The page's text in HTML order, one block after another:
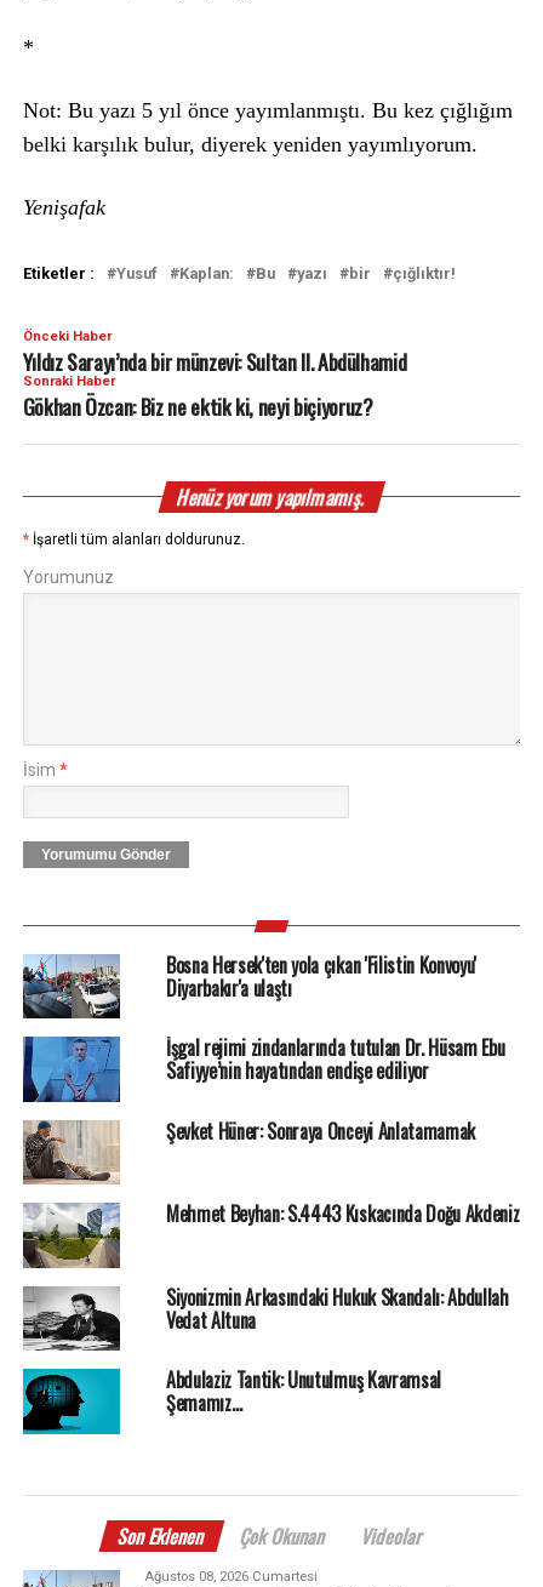
*
Not: Bu yazı 5 yıl önce yayımlanmıştı. Bu kez çığlığım
belki karşılık bulur, diyerek yeniden yayımlıyorum.
Yenişafak
Etiketler : Yusuf Kaplan: Bu yazı bir çığlıktır!
Önceki Haber
Yıldız Sarayı’nda bir münzevi: Sultan II. Abdülhamid
Sonraki Haber
Gökhan Özcan: Biz ne ektik ki, neyi biçiyoruz?
Henüz yorum yapılmamış.
* İşaretli tüm alanları doldurunuz.
Yorumunuz
İsim *
Yorumumu Gönder
Bosna Hersek'ten yola çıkan 'Filistin Konvoyu'
Diyarbakır'a ulaştı
İşgal rejimi zindanlarında tutulan Dr. Hüsam Ebu
Safiyye’nin hayatından endişe ediliyor
Şevket Hüner: Sonraya Önceyi Anlatamamak
Mehmet Beyhan: S.4443 Kıskacında Doğu Akdeniz
Siyonizmin Arkasındaki Hukuk Skandalı: Abdullah
Vedat Altuna
Abdulaziz Tantik: Unutulmuş Kavramsal
Şemamız…
Son Eklenen Çok Okunan Videolar
Ağustos 08, 2026 Cumartesi